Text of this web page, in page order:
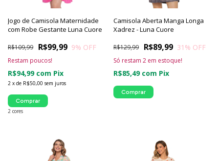
Jogo de Camisola Maternidade
com Robe Gestante Luna Cuore
R$99,99
R$109,99 9% OFF
2 x de R$50,00 sem juros
R$94,99 com Pix
Restam poucos!
2 cores
Comprar
Camisola Aberta Manga Longa
Xadrez - Luna Cuore
R$89,99
R$129,99 31 % OFF
R$85,49 com Pix
Só restam 2 em estoque!
Comprar